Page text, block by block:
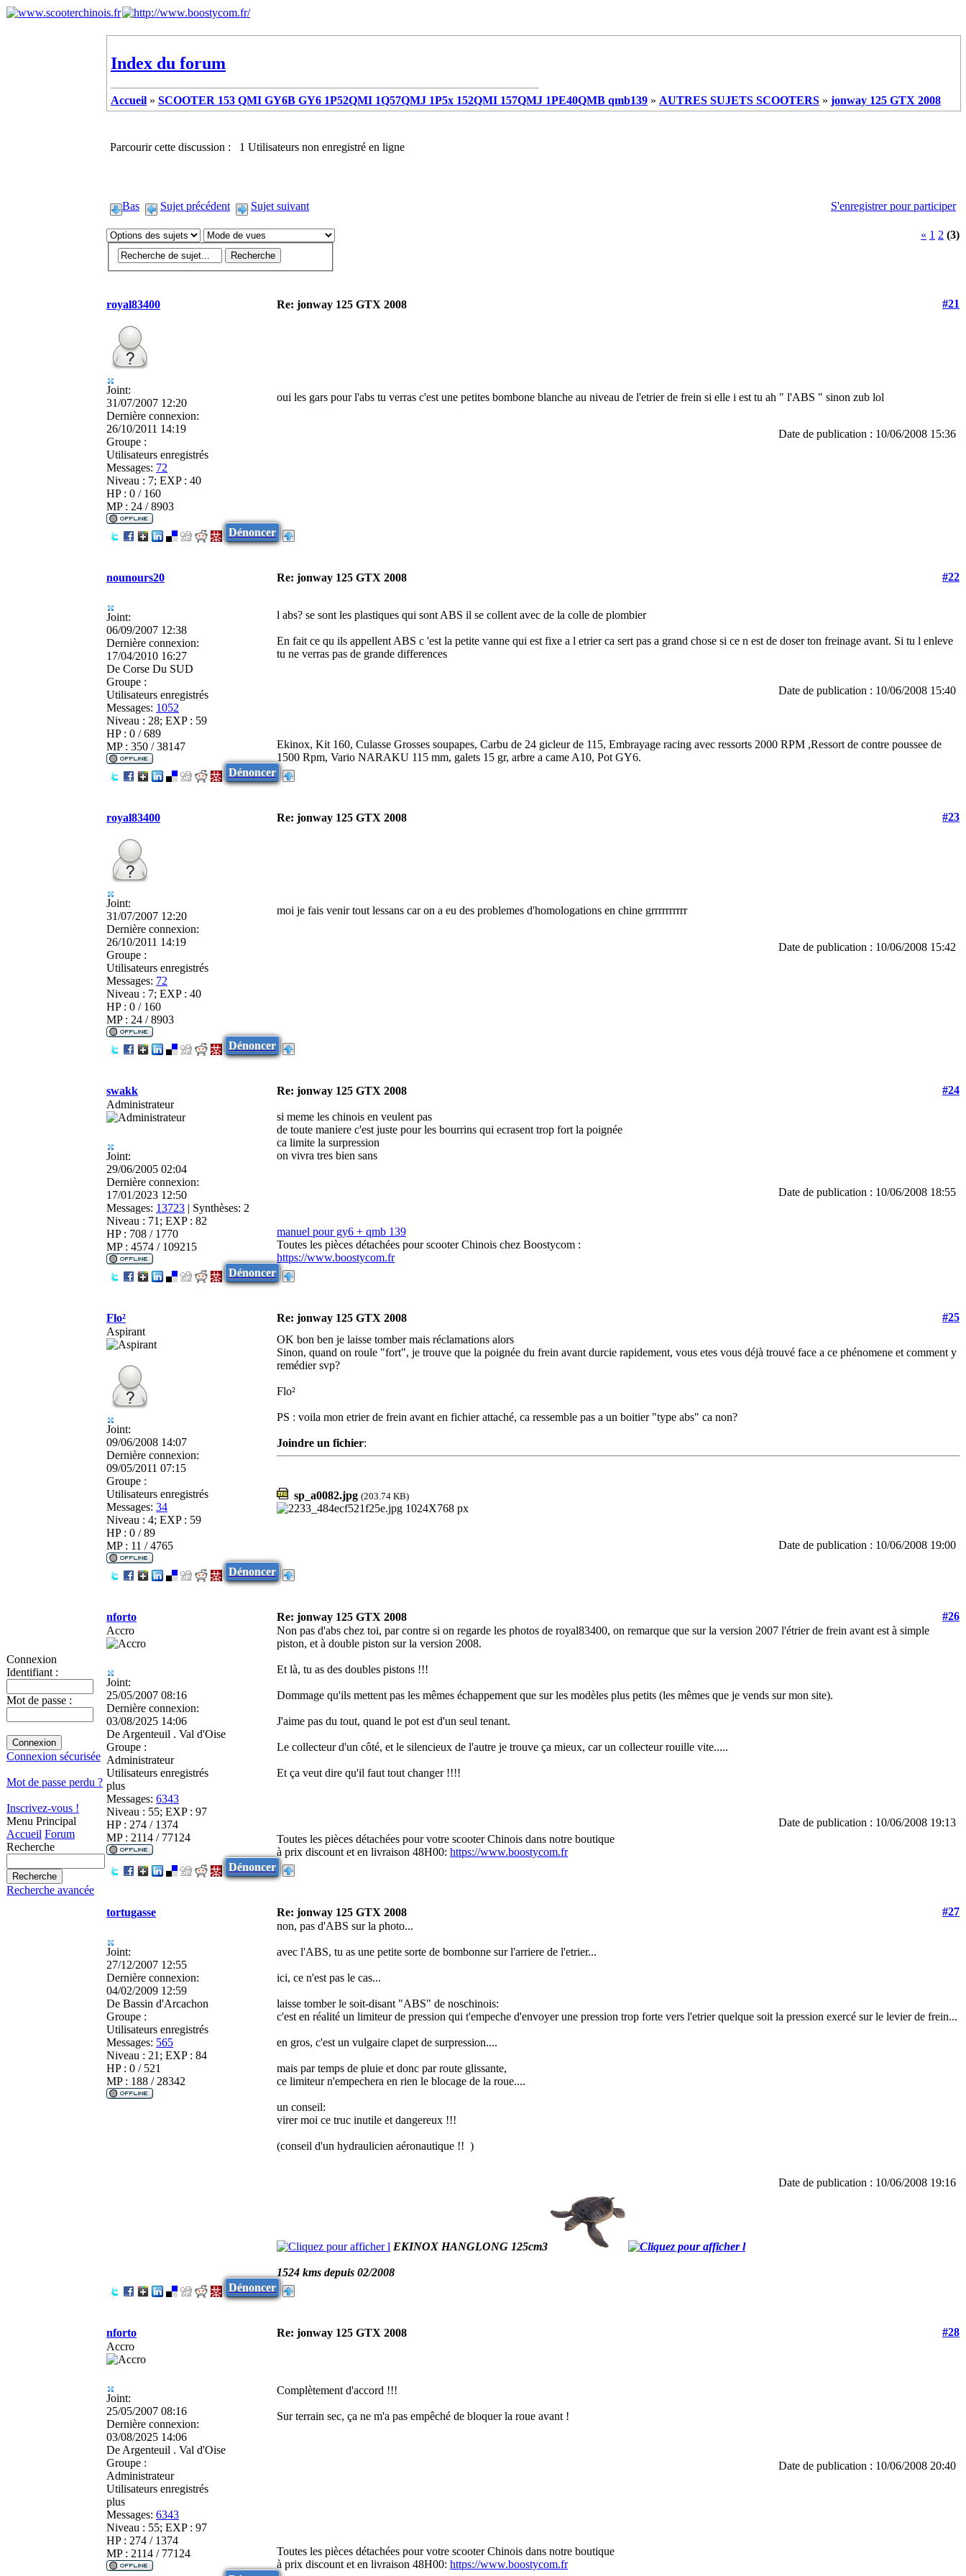
Connexion
Identifiant :
Mot de passe :
Connexion sécurisée
Mot de passe perdu ?
Inscrivez-vous !
Menu Principal
Accueil Forum
Recherche
Recherche avancée
Index du forum
Accueil » SCOOTER 153 QMI GY6B GY6 1P52QMI 1Q57QMJ 1P5x 152QMI 157QMJ 1PE40QMB qmb139 » AUTRES SUJETS SCOOTERS » jonway 125 GTX 2008
Parcourir cette discussion : 1 Utilisateurs non enregistré en ligne
Bas Sujet précédent Sujet suivant S'enregistrer pour participer
« 1 2 (3)
royal83400 Re: jonway 125 GTX 2008 #21
Joint:
31/07/2007 12:20
Dernière connexion:
26/10/2011 14:19
Groupe :
Utilisateurs enregistrés
Messages: 72
Niveau : 7; EXP : 40
HP : 0 / 160
MP : 24 / 8903
oui les gars pour l'abs tu verras c'est une petites bombone blanche au niveau de l'etrier de frein si elle i est tu ah " l'ABS " sinon zub lol
Date de publication : 10/06/2008 15:36
Dénoncer
nounours20 Re: jonway 125 GTX 2008 #22
Joint:
06/09/2007 12:38
Dernière connexion:
17/04/2010 16:27
De Corse Du SUD
Groupe :
Utilisateurs enregistrés
Messages: 1052
Niveau : 28; EXP : 59
HP : 0 / 689
MP : 350 / 38147
l abs? se sont les plastiques qui sont ABS il se collent avec de la colle de plombier
En fait ce qu ils appellent ABS c 'est la petite vanne qui est fixe a l etrier ca sert pas a grand chose si ce n est de doser ton freinage avant. Si tu l enleve
tu ne verras pas de grande differences
Date de publication : 10/06/2008 15:40
Ekinox, Kit 160, Culasse Grosses soupapes, Carbu de 24 gicleur de 115, Embrayage racing avec ressorts 2000 RPM ,Ressort de contre poussee de
1500 Rpm, Vario NARAKU 115 mm, galets 15 gr, arbre a came A10, Pot GY6.
Dénoncer
royal83400 Re: jonway 125 GTX 2008 #23
Joint:
31/07/2007 12:20
Dernière connexion:
26/10/2011 14:19
Groupe :
Utilisateurs enregistrés
Messages: 72
Niveau : 7; EXP : 40
HP : 0 / 160
MP : 24 / 8903
moi je fais venir tout lessans car on a eu des problemes d'homologations en chine grrrrrrrrrr
Date de publication : 10/06/2008 15:42
Dénoncer
swakk Re: jonway 125 GTX 2008
#24
Administrateur
Joint:
29/06/2005 02:04
Dernière connexion:
17/01/2023 12:50
Messages: 13723 | Synthèses: 2
Niveau : 71; EXP : 82
HP : 708 / 1770
MP : 4574 / 109215
si meme les chinois en veulent pas
de toute maniere c'est juste pour les bourrins qui ecrasent trop fort la poignée
ca limite la surpression
on vivra tres bien sans
Date de publication : 10/06/2008 18:55
manuel pour gy6 + qmb 139
Toutes les pièces détachées pour scooter Chinois chez Boostycom :
https://www.boostycom.fr
Dénoncer
Flo² Re: jonway 125 GTX 2008
#25
Aspirant
Joint:
09/06/2008 14:07
Dernière connexion:
09/05/2011 07:15
Groupe :
Utilisateurs enregistrés
Messages: 34
Niveau : 4; EXP : 59
HP : 0 / 89
MP : 11 / 4765
OK bon ben je laisse tomber mais réclamations alors
Sinon, quand on roule "fort", je trouve que la poignée du frein avant durcie rapidement, vous etes vous déjà trouvé face a ce phénomene et comment y
remédier svp?
Flo²
PS : voila mon etrier de frein avant en fichier attaché, ca ressemble pas a un boitier "type abs" ca non?
Joindre un fichier:
sp_a0082.jpg (203.74 KB)
Date de publication : 10/06/2008 19:00
Dénoncer
nforto Re: jonway 125 GTX 2008
#26
Accro
Joint:
25/05/2007 08:16
Dernière connexion:
03/08/2025 14:06
De Argenteuil . Val d'Oise
Groupe :
Administrateur
Utilisateurs enregistrés
plus
Messages: 6343
Niveau : 55; EXP : 97
HP : 274 / 1374
MP : 2114 / 77124
Non pas d'abs chez toi, par contre si on regarde les photos de royal83400, on remarque que sur la version 2007 l'étrier de frein avant est à simple
piston, et à double piston sur la version 2008.
Et là, tu as des doubles pistons !!!
Dommage qu'ils mettent pas les mêmes échappement que sur les modèles plus petits (les mêmes que je vends sur mon site).
J'aime pas du tout, quand le pot est d'un seul tenant.
Le collecteur d'un côté, et le silencieux de l'autre je trouve ça mieux, car un collecteur rouille vite.....
Et ça veut dire qu'il faut tout changer !!!!
Date de publication : 10/06/2008 19:13
Toutes les pièces détachées pour votre scooter Chinois dans notre boutique
à prix discount et en livraison 48H00: https://www.boostycom.fr
Dénoncer
tortugasse Re: jonway 125 GTX 2008 #27
Joint:
27/12/2007 12:55
Dernière connexion:
04/02/2009 12:59
De Bassin d'Arcachon
Groupe :
Utilisateurs enregistrés
Messages: 565
Niveau : 21; EXP : 84
HP : 0 / 521
MP : 188 / 28342
non, pas d'ABS sur la photo...
avec l'ABS, tu as une petite sorte de bombonne sur l'arriere de l'etrier...
ici, ce n'est pas le cas...
laisse tomber le soit-disant "ABS" de noschinois:
c'est en réalité un limiteur de pression qui t'empeche d'envoyer une pression trop forte vers l'etrier quelque soit la pression exercé sur le levier de frein...
en gros, c'est un vulgaire clapet de surpression....
mais par temps de pluie et donc par route glissante,
ce limiteur n'empechera en rien le blocage de la roue....
un conseil:
virer moi ce truc inutile et dangereux !!!
(conseil d'un hydraulicien aéronautique !! )
Date de publication : 10/06/2008 19:16
EKINOX HANGLONG 125cm3
1524 kms depuis 02/2008
Dénoncer
nforto Re: jonway 125 GTX 2008
#28
Accro
Joint:
25/05/2007 08:16
Dernière connexion:
03/08/2025 14:06
De Argenteuil . Val d'Oise
Groupe :
Administrateur
Utilisateurs enregistrés
plus
Messages: 6343
Niveau : 55; EXP : 97
HP : 274 / 1374
MP : 2114 / 77124
Complètement d'accord !!!
Sur terrain sec, ça ne m'a pas empêché de bloquer la roue avant !
Date de publication : 10/06/2008 20:40
Toutes les pièces détachées pour votre scooter Chinois dans notre boutique
à prix discount et en livraison 48H00: https://www.boostycom.fr